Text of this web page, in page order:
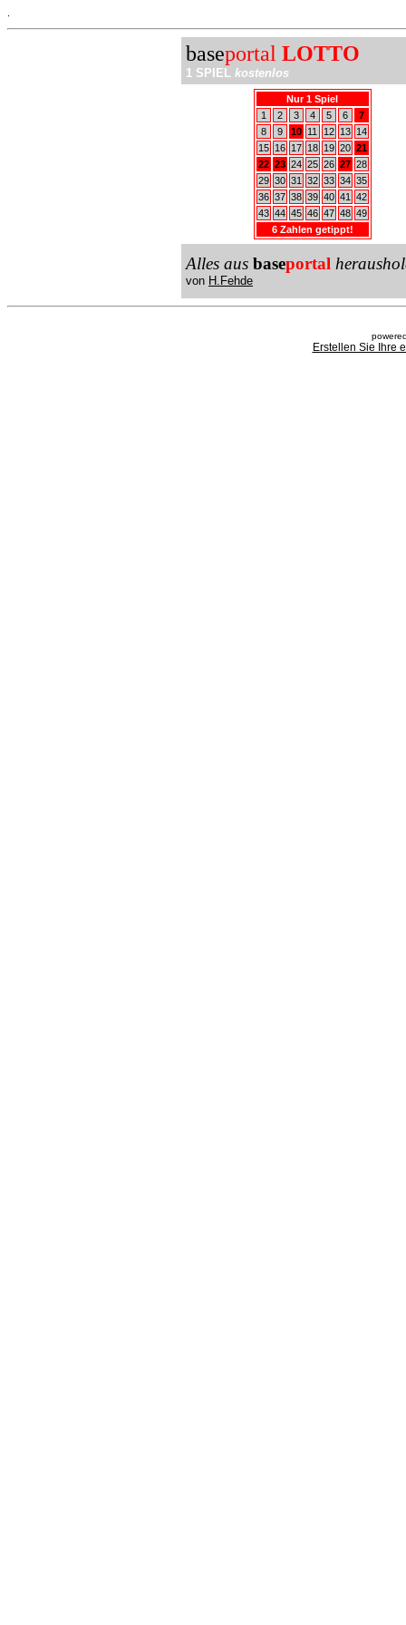
baseportal LOTTO
1 SPIEL kostenlos
Nur 1 Spiel
1
2 3 4 5 6
7
8
9 10 11 12 13
14
15
16 17 18 19 20 21
22 23 24 25 26 27 28
29 30 31 32 33 34 35
36 37 38 39 40 41
42
43 44 45 46 47 48 49
6 Zahlen getippt!
Alles aus baseportal
von H.Fehde
Erstellen Sie Ihre